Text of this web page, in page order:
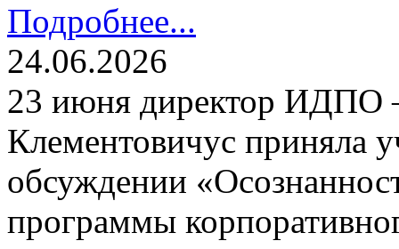
Подробнее...
24.06.2026
23 июня директор
Клементовичус приняла
обсуждении
программы